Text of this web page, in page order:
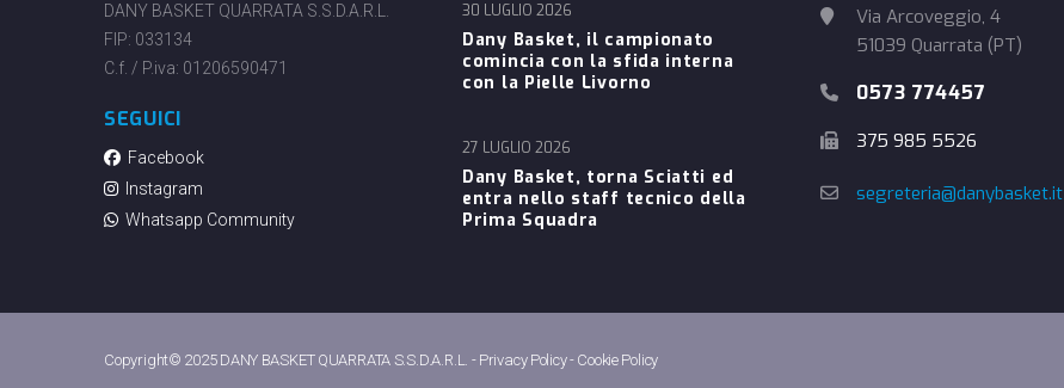
DANY BASKET QUARRATA S.S.D.A.R.L.
FIP: 033134
C.f. / P.iva: 01206590471
SEGUICI
Facebook
Instagram
Whatsapp Community
Dany Basket, il campionato
comincia con la sfida interna
con la Pielle Livorno
30 LUGLIO 2026
Dany Basket, torna Sciatti ed
entra nello staff tecnico della
Prima Squadra
27 LUGLIO 2026
Via Arcoveggio, 4
51039 Quarrata (PT)
0573 774457
375 985 5526
segreteria@danybasket.it
Copyright© 2025 DANY BASKET QUARRATA S.S.D.A.R.L. - Privacy Policy- Cookie Policy